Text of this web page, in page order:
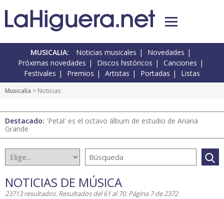
MUSICALIA: Noticias musicales
Novedades
Próximas novedades
Discos históricos
Canciones
Festivales
Premios Artistas Portadas Listas
Musicalia > Noticias
Destacado: 'Petal' es el octavo álbum de estudio de Ariana
Grande
NOTICIAS DE MÚSICA
23713 resultados. Resultados del 61 al 70. Página 7 de 2372